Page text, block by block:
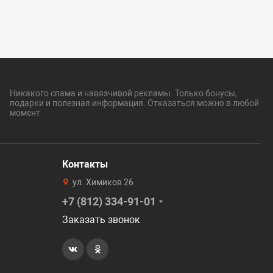
Никакого спама и навязчивой рекламы. Только бонусы,
подарки и полезная информация. Отказаться можно в любой
момент
Контакты
ул. Химиков 26
+7 (812) 334-91-01
Заказать звонок